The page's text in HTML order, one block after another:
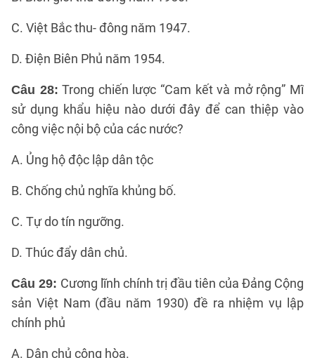
C. Việt Bắc thu- đông năm 1947.
D. Điện Biên Phủ năm 1954.
Câu 28: Trong chiến lược “Cam kết và mở rộng” Mĩ
sử dụng khẩu hiệu nào dưới đây để can thiệp vào
công việc nội bộ của các nước?
A. Ủng hộ độc lập dân tộc
B. Chống chủ nghĩa khủng bố.
C. Tự do tín ngưỡng.
D. Thúc đẩy dân chủ.
Câu 29: Cương lĩnh chính trị đầu tiên của Đảng Cộng
sản Việt Nam (đầu năm 1930) đề ra nhiệm vụ lập
chính phủ
A. Dân chủ cộng hòa.